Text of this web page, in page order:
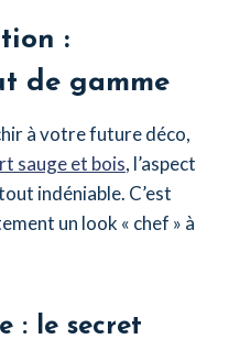
:
de gamme
à votre future déco,
sauge et bois, l’aspect
indéniable. C’est
un look « chef » à
: le secret